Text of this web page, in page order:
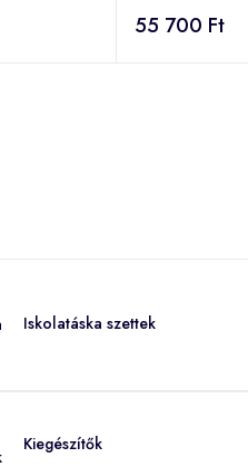
55 700 Ft
Iskolatáska szettek
Kiegészítők